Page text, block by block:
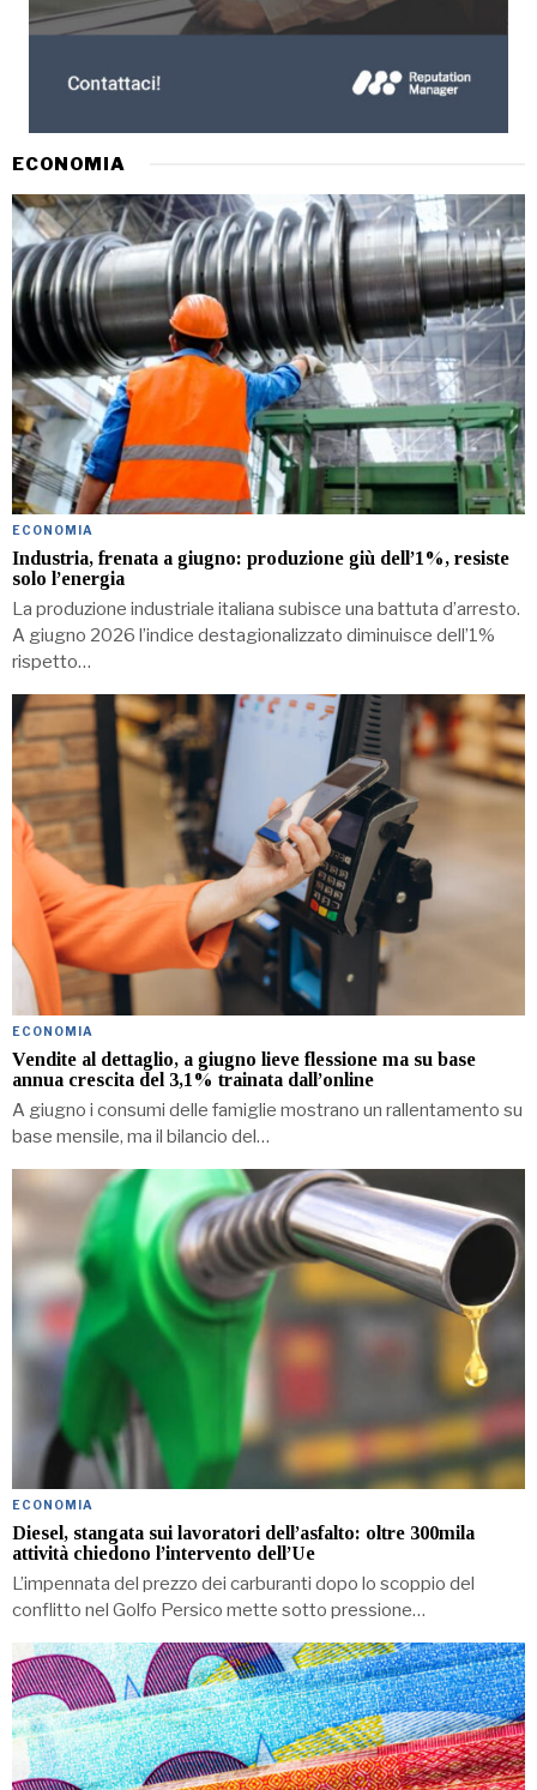
ECONOMIA
ECONOMIA
Industria, frenata a giugno: produzione giù dell’1%, resiste
solo l’energia
La produzione industriale italiana subisce una battuta d’arresto.
A giugno 2026 l’indice destagionalizzato diminuisce dell’1%
rispetto…
ECONOMIA
Vendite al dettaglio, a giugno lieve flessione ma su base
annua crescita del 3,1% trainata dall’online
A giugno i consumi delle famiglie mostrano un rallentamento su
base mensile, ma il bilancio del…
ECONOMIA
Diesel, stangata sui lavoratori dell’asfalto: oltre 300mila
attività chiedono l’intervento dell’Ue
L’impennata del prezzo dei carburanti dopo lo scoppio del
conflitto nel Golfo Persico mette sotto pressione…